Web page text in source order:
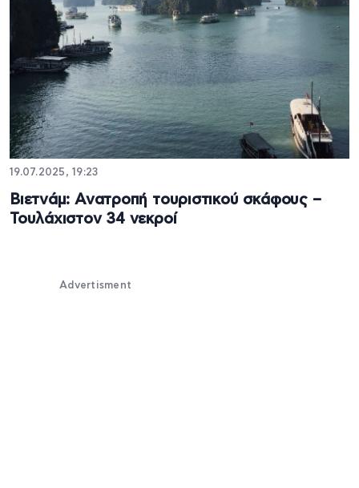
19.07.2025, 19:23
Βιετνάμ: Ανατροπή τουριστικού σκάφους –
Τουλάχιστον 34 νεκροί
Advertisment